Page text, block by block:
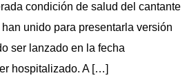
condición de salud del cantante
unido para presentarla versión
ser lanzado en la fecha
hospitalizado. A […]